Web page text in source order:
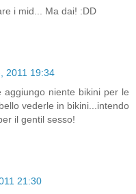
i mid... Ma dai! :DD
2011 19:34
niente bikini per le
vederle in bikini...intendo
il gentil sesso!
21:30